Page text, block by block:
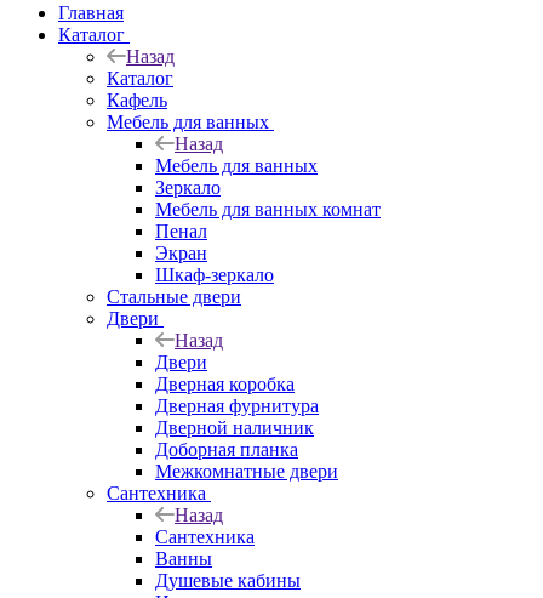
Главная
Каталог
Назад
Каталог
Кафель
Мебель для ванных
Назад
Мебель для ванных
Зеркало
Мебель для ванных комнат
Пенал
Экран
Шкаф-зеркало
Стальные двери
Двери
Назад
Двери
Дверная коробка
Дверная фурнитура
Дверной наличник
Доборная планка
Межкомнатные двери
Сантехника
Назад
Сантехника
Ванны
Душевые кабины